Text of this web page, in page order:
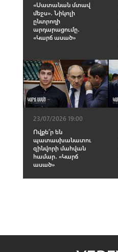
«Սատանան մտավ
մեջս»․ Նիկոլի
ընտրողի
արդարացումը․
«Կարճ ասած»
23/07/2026 19:00
Ովքե՞ր են
պատասխանատու
զինվորի մահվան
համար․ «Կարճ
ասած»